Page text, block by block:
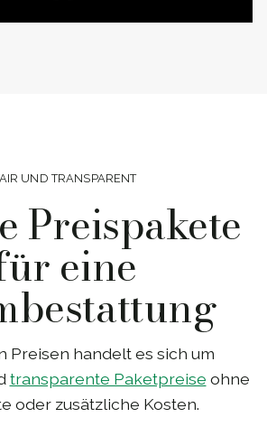
UND TRANSPARENT
Preispakete
eine
Preisen handelt es sich um
transparente Paketpreise ohne
oder zusätzliche Kosten.